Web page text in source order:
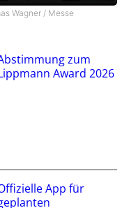
Wagner / Messe
zum
Award 2026
App für